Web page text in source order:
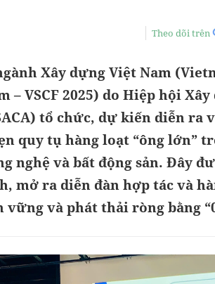
Theo dõi trên
Xây dựng Việt Nam
VSCF 2025) do Hiệp hội
tổ chức, dự kiến diễn ra
quy tụ hàng loạt “ông lớn”
nghệ và bất động sản. Đây
mở ra diễn đàn hợp tác và
và phát thải ròng bằng